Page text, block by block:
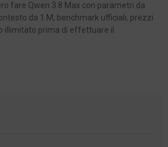
fare Qwen 3.8 Max con parametri da
da 1 M, benchmark ufficiali, prezzi
illimitato prima di effettuare il